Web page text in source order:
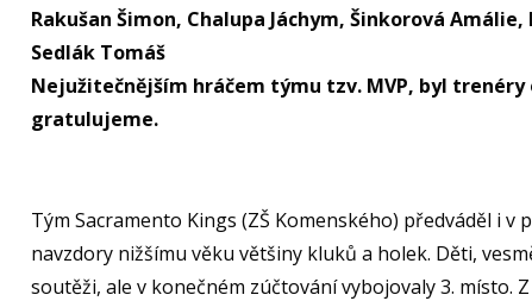
Rakušan Šimon, Chalupa Jáchym, Šinkorová
Sedlák Tomáš
Nejužitečnějším hráčem týmu tzv. MVP, byl trenéry
gratulujeme.
Tým Sacramento Kings (ZŠ Komenského) předváděl i
navzdory nižšímu věku většiny kluků a holek. Děti,
soutěži, ale v konečném zúčtování vybojovaly 3.